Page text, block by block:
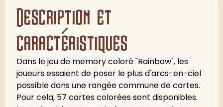
Description et
caractéristiques
Dans le jeu de memory coloré "Rainbow", les
joueurs essaient de poser le plus d'arcs-en-ciel
possible dans une rangée commune de cartes.
Pour cela, 57 cartes colorées sont disponibles.